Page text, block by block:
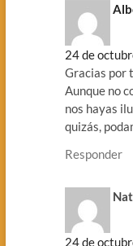
24 de
Gracias por
Aunque no
nos hayas
quizás,
Responder
24 de